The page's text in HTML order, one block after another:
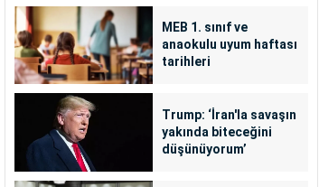
MEB 1. sınıf ve
anaokulu uyum haftası
tarihleri
Trump: ‘İran'la savaşın
yakında biteceğini
düşünüyorum’